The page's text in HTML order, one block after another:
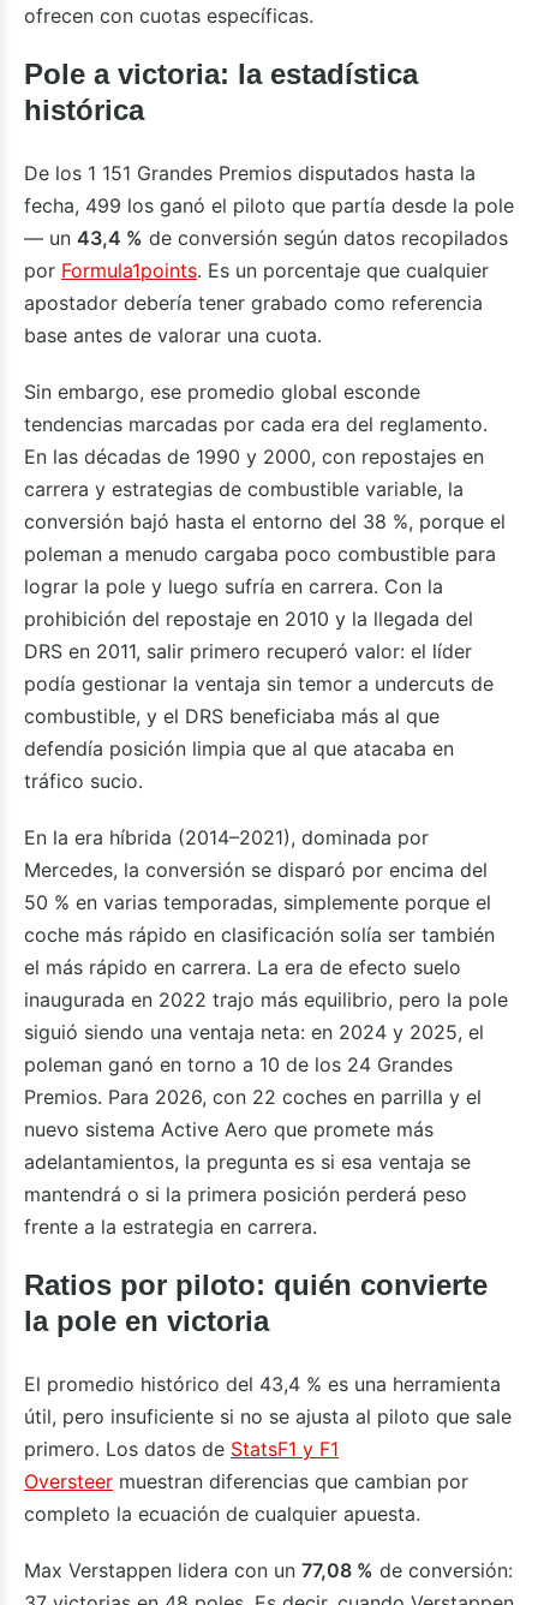
ofrecen con cuotas específicas.
Pole a victoria: la estadística
histórica
De los 1 151 Grandes Premios disputados hasta la
fecha, 499 los ganó el piloto que partía desde la pole
— un 43,4 % de conversión según datos recopilados
por Formula1points. Es un porcentaje que cualquier
apostador debería tener grabado como referencia
base antes de valorar una cuota.
Sin embargo, ese promedio global esconde
tendencias marcadas por cada era del reglamento.
En las décadas de 1990 y 2000, con repostajes en
carrera y estrategias de combustible variable, la
conversión bajó hasta el entorno del 38 %, porque el
poleman a menudo cargaba poco combustible para
lograr la pole y luego sufría en carrera. Con la
prohibición del repostaje en 2010 y la llegada del
DRS en 2011, salir primero recuperó valor: el líder
podía gestionar la ventaja sin temor a undercuts de
combustible, y el DRS beneficiaba más al que
defendía posición limpia que al que atacaba en
tráfico sucio.
En la era híbrida (2014–2021), dominada por
Mercedes, la conversión se disparó por encima del
50 % en varias temporadas, simplemente porque el
coche más rápido en clasificación solía ser también
el más rápido en carrera. La era de efecto suelo
inaugurada en 2022 trajo más equilibrio, pero la pole
siguió siendo una ventaja neta: en 2024 y 2025, el
poleman ganó en torno a 10 de los 24 Grandes
Premios. Para 2026, con 22 coches en parrilla y el
nuevo sistema Active Aero que promete más
adelantamientos, la pregunta es si esa ventaja se
mantendrá o si la primera posición perderá peso
frente a la estrategia en carrera.
Ratios por piloto: quién convierte
la pole en victoria
El promedio histórico del 43,4 % es una herramienta
útil, pero insuficiente si no se ajusta al piloto que sale
primero. Los datos de StatsF1 y F1
Oversteer muestran diferencias que cambian por
completo la ecuación de cualquier apuesta.
Max Verstappen lidera con un 77,08 % de conversión: